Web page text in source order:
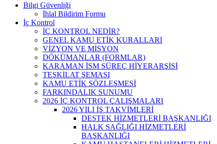
Bilgi Güvenliği
İhlal Bildirim Formu
İç Kontrol
İÇ KONTROL NEDİR?
GENEL KAMU ETİK KURALLARI
VİZYON VE MİSYON
DÖKÜMANLAR (FORMLAR)
KARAMAN İSM SÜREÇ HİYERARŞİSİ
TEŞKİLAT ŞEMASI
KAMU ETİK SÖZLEŞMESİ
FARKINDALIK SUNUMU
2026 İÇ KONTROL ÇALIŞMALARI
2026 YILI İŞ TAKVİMLERİ
DESTEK HİZMETLERİ BAŞKANLIĞI
HALK SAĞLIĞI HİZMETLERİ
BAŞKANLIĞI